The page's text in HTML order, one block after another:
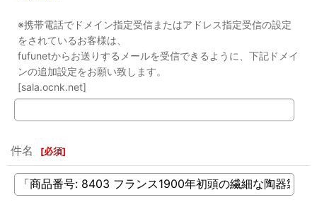
※携帯電話でドメイン指定受信またはアドレス指定受信の設定
をされているお客様は、
fufunetからお送りするメールを受信できるように、下記ドメイ
ンの追加設定をお願い致します。
[sala.ocnk.net]
件名 [必須]